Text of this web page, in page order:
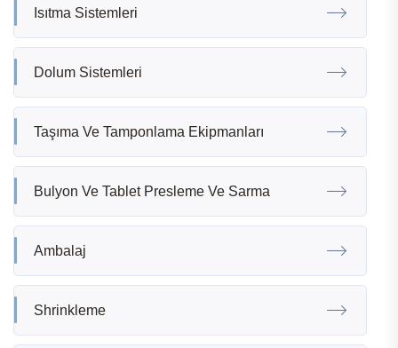
Isıtma Sistemleri
Dolum Sistemleri
Taşıma Ve Tamponlama Ekipmanları
Bulyon Ve Tablet Presleme Ve Sarma
Ambalaj
Shrinkleme